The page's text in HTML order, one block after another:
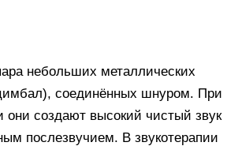
небольших металлических
соединённых шнуром. При
они создают высокий чистый звук
послезвучием. В звукотерапии